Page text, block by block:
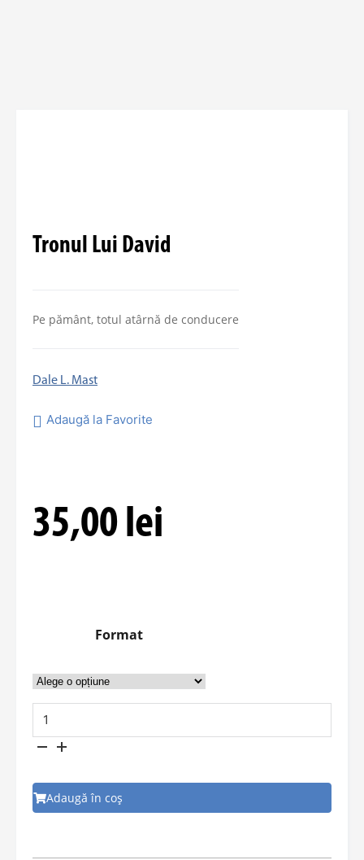
Tronul Lui David
Pe pământ, totul atârnă de conducere
Dale L. Mast
Adaugă la Favorite
35,00 lei
Format
Cantitate
Tronul
lui
Adaugă în coș